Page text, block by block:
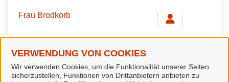
VERWENDUNG VON COOKIES
Wir verwenden Cookies, um die Funktionalität unserer Seiten
sicherzustellen, Funktionen von Drittanbietern anbieten zu
Frau Brodkorb
Verwandte Dienstleistungen